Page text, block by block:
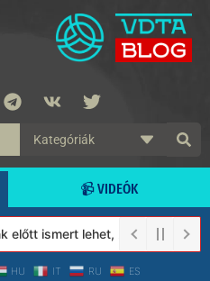
📹 VIDEÓK
ismert lehet, 2023-tól a
HU IT RU ES